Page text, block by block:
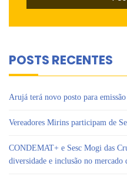
POSTS RECENTES
Arujá terá novo posto para
Vereadores Mirins participam de
CONDEMAT+ e Sesc Mogi das
diversidade e inclusão no mercado